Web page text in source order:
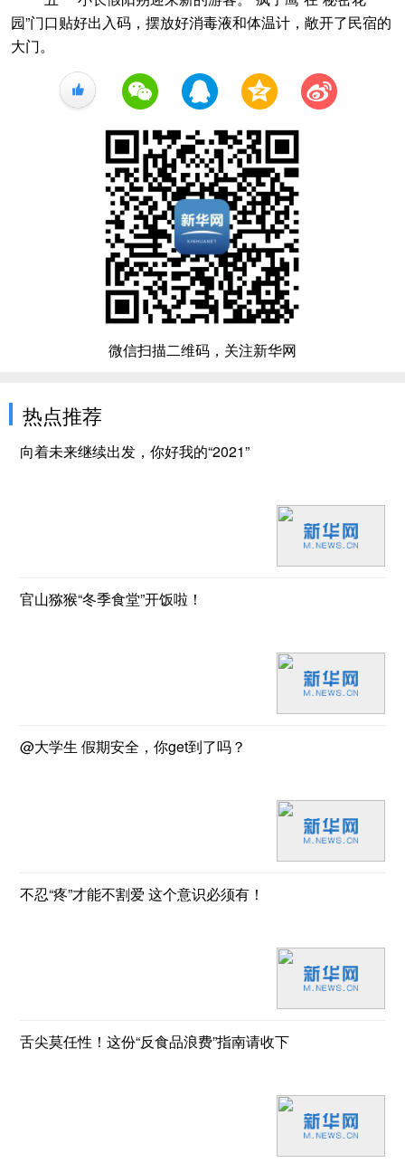
园”门口贴好出入码，摆放好消毒液和体温计，敞开了民宿的
大门。
+1
微信扫描二维码，关注新华网
热点推荐
向着未来继续出发，你好我的“2021”
官山猕猴“冬季食堂”开饭啦！
@大学生 假期安全，你get到了吗？
不忍“疼”才能不割爱 这个意识必须有！
舌尖莫任性！这份“反食品浪费”指南请收下